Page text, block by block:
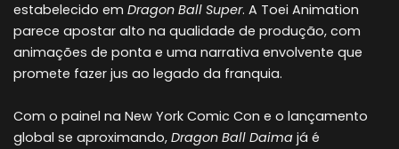
estabelecido em Dragon Ball Super. A Toei Animation
parece apostar alto na qualidade de produção, com
animações de ponta e uma narrativa envolvente que
promete fazer jus ao legado da franquia.
Com o painel na New York Comic Con e o lançamento
global se aproximando, Dragon Ball Daima já é